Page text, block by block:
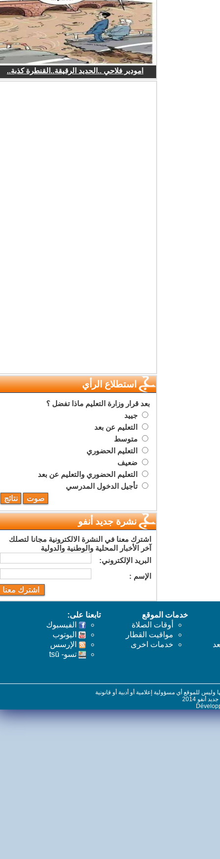
امودير فلاحي ..الحديد الرقيقة..القنطرة كذبة..
استطلاع الرأي
بعد قرار وزارة التعليم ماذا تفضل ؟
جييد
التعليم عن بعد
متوسط
التعليم الحضوري
ضعيف
التعليم الحضوري والتعليم عن بعد
تأجيل الدخول المدرسي
نشرة جديد أنفو
اشترك معنا في النشرة الالكترونية مجانا لتصلك
آخر الأخبار المحلية والوطنية والدولية
البريد اﻹلكتروني:
اﻹسم :
خدمات الموقع
أوقات الصلاة
مواقيت القطار
خدمات اخرى
تابعنا على:
الفيسبوك
اليوتوب
اﻹرسس
تسو- tsū
للموقع أي مسؤولية إعلامية أو أدبية أو قانونية
2014